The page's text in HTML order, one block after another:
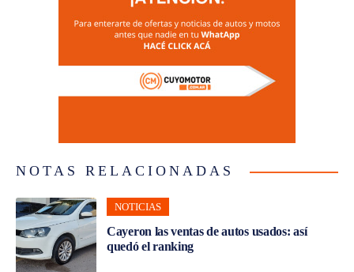
NOTAS RELACIONADAS
NOTICIAS
Cayeron las ventas de autos usados: así
quedó el ranking